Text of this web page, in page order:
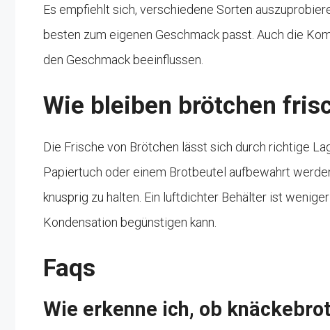
Es empfiehlt sich, verschiedene Sorten
besten zum eigenen Geschmack passt. Auch die
den Geschmack beeinflussen.
Wie bleiben brötchen
Die Frische von Brötchen lässt sich durch richtige
Papiertuch oder einem Brotbeutel aufbewahrt
knusprig zu halten. Ein luftdichter Behälter ist
Kondensation begünstigen kann.
Faqs
Wie erkenne ich, ob